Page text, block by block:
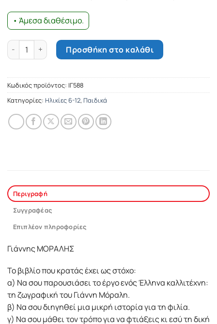
• Άμεσα διαθέσιμο.
Το φανταστικό θέατρο παρουσιάζει: Γιάννης Μόραλης και
Προσθήκη στο καλάθι
Κωδικός προϊόντος: ΙΓ588
Κατηγορίες: Ηλικίες 6-12, Παιδικά
Περιγραφή
Συγγραφέας
Επιπλέον πληροφορίες
Γιάννης ΜΟΡΑΛΗΣ
Το βιβλίο που κρατάς έχει ως στόχο:
α) Να σου παρουσιάσει το έργο ενός Έλληνα καλλιτέχνη:
τη ζωγραφική του Γιάννη Mόραλη.
β) Να σου διηγηθεί μια μικρή ιστορία για τη φιλία.
γ) Να σου μάθει τον τρόπο για να φτιάξεις κι εσύ τη δική